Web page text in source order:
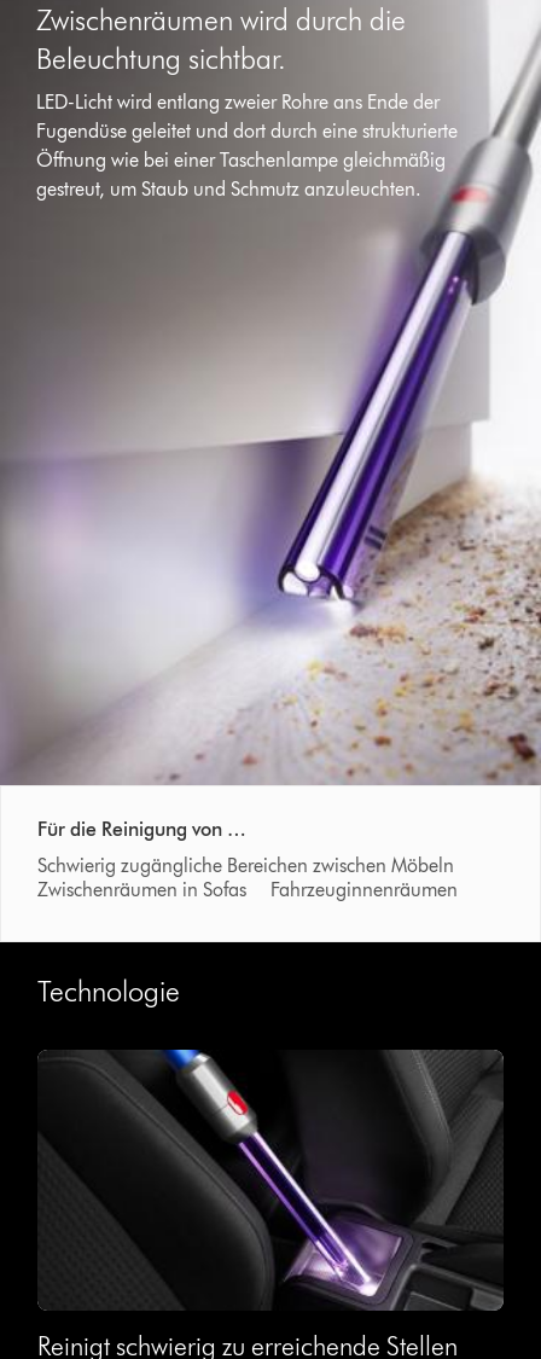
Zwischenräumen wird durch die
Beleuchtung sichtbar.
LED-Licht wird entlang zweier Rohre ans Ende der
Fugendüse geleitet und dort durch eine strukturierte
Öffnung wie bei einer Taschenlampe gleichmäßig
gestreut, um Staub und Schmutz anzuleuchten.
Für die Reinigung von …
Schwierig zugängliche Bereichen zwischen Möbeln
Zwischenräumen in Sofas Fahrzeuginnenräumen
Technologie
Reinigt schwierig zu erreichende Stellen